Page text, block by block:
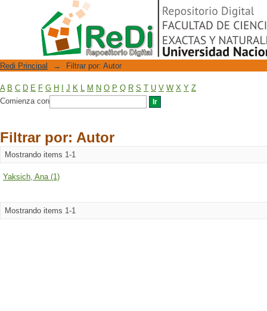
Filtrar por: Autor
Repositorio Digital
Redi Principal → Filtrar por: Autor
A B C D E F G H J K L M N O P Q R S T U V W X Y Z
Comienza con
Filtrar por: Autor
Mostrando items 1-1
Yaksich, Ana (1)
Mostrando items 1-1